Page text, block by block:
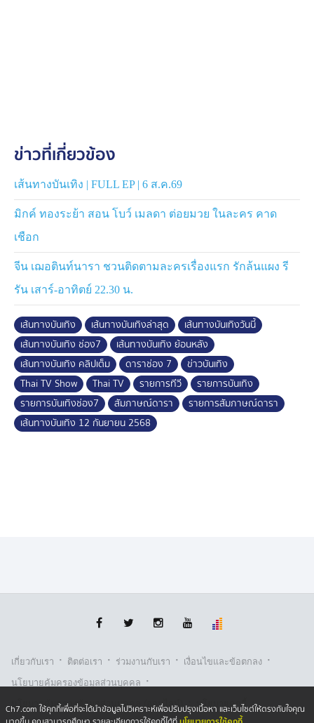
ข่าวที่เกี่ยวข้อง
เส้นทางบันเทิง | FULL EP | 6 ส.ค.69
มิกค์ ทองระย้า สอน โบว์ เมลดา ต่อยมวย ในละคร คาด
เชือก
จีน เฌอตินท์นารา ชวนติดตามละครเรื่องแรก รักล้นแผง รี
รัน เสาร์-อาทิตย์ 22.30 น.
เส้นทางบันเทิง เส้นทางบันเทิงล่าสุด
เส้นทางบันเทิงวันนี้
เส้นทางบันเทิง ช่อง7
เส้นทางบันเทิง ย้อนหลัง
เส้นทางบันเทิง คลิปเต็ม
ดาราช่อง 7
ข่าวบันเทิง
Thai TV Show
Thai TV รายการทีวี
รายการบันเทิง
รายการบันเทิงช่อง7
สัมภาษณ์ดารา
รายการสัมภาษณ์ดารา
เส้นทางบันเทิง 12 กันยายน 2568
เกี่ยวกับเรา · ติตต่อเรา · ร่วมงานกับเรา · เงื่อนไขและข้อตกลง ·
นโยบายคุ้มครองข้อมูลส่วนบุคคล ·
นโยบายคุ้มครองข้อมูลส่วนบุคคล (ออนไลน์) · นโยบายคุกกี้ ·
Ch7.com ใช้คุกกี้เพื่อที่จะได้นำข้อมูลไปวิเคราะห์เพื่อปรับปรุงเนื้อหา และเว็บไซต์ให้ตรงกับใจคุณ